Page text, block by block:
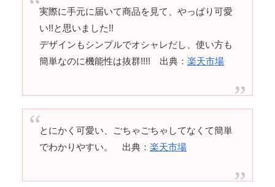
実際に手元に届いて商品を見て、やっぱり可愛
い!!と思いました!!
デザインもシンプルでオシャレだし、使い方も
簡単なのに機能性は抜群!!!! 出典： 楽天市場
とにかく可愛い、ごちゃごちゃしてなくて簡単
でわかりやすい。 出典： 楽天市場